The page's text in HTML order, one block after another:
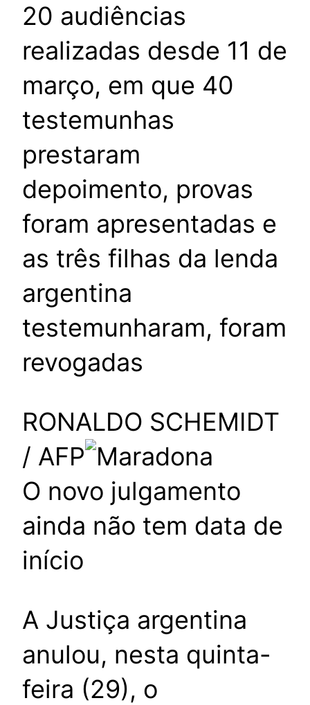
20 audiências
realizadas desde 11 de
março, em que 40
testemunhas
prestaram
depoimento, provas
foram apresentadas e
as três filhas da lenda
argentina
testemunharam, foram
revogadas
RONALDO SCHEMIDT
/ AFP
O novo julgamento
ainda não tem data de
início
A Justiça argentina
anulou, nesta quinta-
feira (29), o